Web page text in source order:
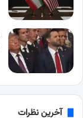
آخرین نظرات